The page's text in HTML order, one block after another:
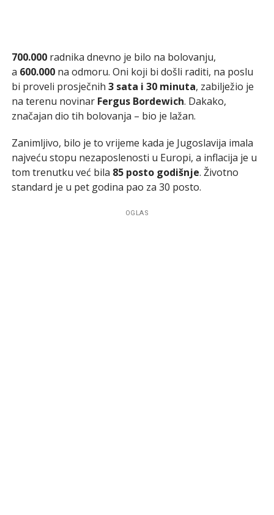
700.000radnika dnevno je bilo na bolovanju,
a 600.000na odmoru. Oni koji bi došli raditi, na poslu
bi proveli prosječnih 3 sata i 30 minuta, zabilježio je
na terenu novinar Fergus Bordewich. Dakako,
značajan dio tih bolovanja – bio je lažan.
Zanimljivo, bilo je to vrijeme kada je Jugoslavija imala
najveću stopu nezaposlenosti u Europi, a inflacija je u
tom trenutku već bila 85 posto godišnje. Životno
standard je u pet godina pao za 30 posto.
OGLAS